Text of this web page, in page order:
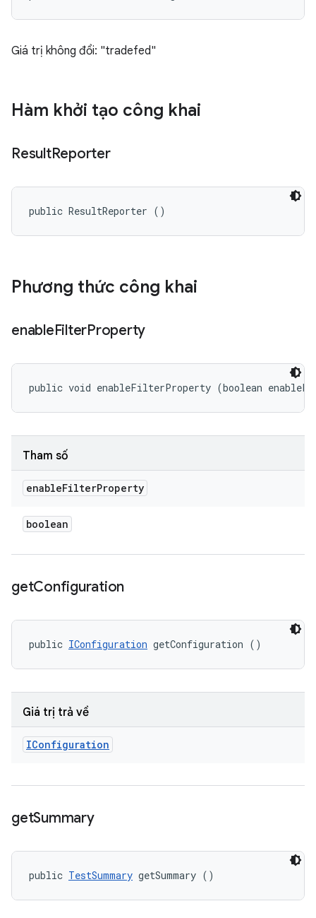
Giá trị không đổi: "tradefed"
Hàm khởi tạo công khai
ResultReporter
public ResultReporter ()
Phương thức công khai
enableFilterProperty
public void enableFilterProperty (boolean
Tham số
enableFilterProperty
boolean
getConfiguration
public IConfiguration getConfiguration ()
Giá trị trả về
IConfiguration
getSummary
public TestSummary getSummary ()